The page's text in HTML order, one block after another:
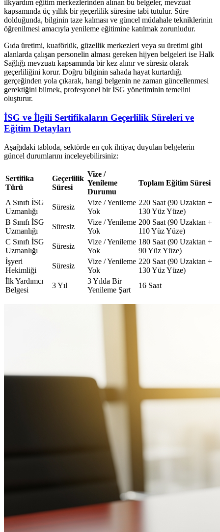
ilkyardım eğitim merkezlerinden alınan bu belgeler, mevzuat
kapsamında üç yıllık bir geçerlilik süresine tabi tutulur. Süre
dolduğunda, bilginin taze kalması ve güncel müdahale tekniklerinin
öğrenilmesi amacıyla yenileme eğitimine katılmak zorunludur.
Gıda üretimi, kuaförlük, güzellik merkezleri veya su üretimi gibi
alanlarda çalışan personelin alması gereken hijyen belgeleri ise Halk
Sağlığı mevzuatı kapsamında bir kez alınır ve süresiz olarak
geçerliliğini korur. Doğru bilginin sahada hayat kurtardığı
gerçeğinden yola çıkarak, hangi belgenin ne zaman güncellenmesi
gerektiğini bilmek, profesyonel bir İSG yönetiminin temelini
oluşturur.
İSG ve İlgili Sertifikaların Geçerlilik Süreleri ve
Eğitim Detayları
Aşağıdaki tabloda, sektörde en çok ihtiyaç duyulan belgelerin
güncel durumlarını inceleyebilirsiniz:
Sertifika
Türü
Geçerlilik
Süresi
Vize /
Yenileme
Durumu
Toplam Eğitim Süresi
A Sınıfı İSG
Uzmanlığı
Süresiz
Vize / Yenileme
Yok
220 Saat (90 Uzaktan +
130 Yüz Yüze)
B Sınıfı İSG
Uzmanlığı
Süresiz
Vize / Yenileme
Yok
200 Saat (90 Uzaktan +
110 Yüz Yüze)
C Sınıfı İSG
Uzmanlığı
Süresiz
Vize / Yenileme
Yok
180 Saat (90 Uzaktan +
90 Yüz Yüze)
İşyeri
Hekimliği
Süresiz
Vize / Yenileme
Yok
220 Saat (90 Uzaktan +
130 Yüz Yüze)
İlk Yardımcı
Belgesi
3 Yıl
3 Yılda Bir
Yenileme Şart
16 Saat